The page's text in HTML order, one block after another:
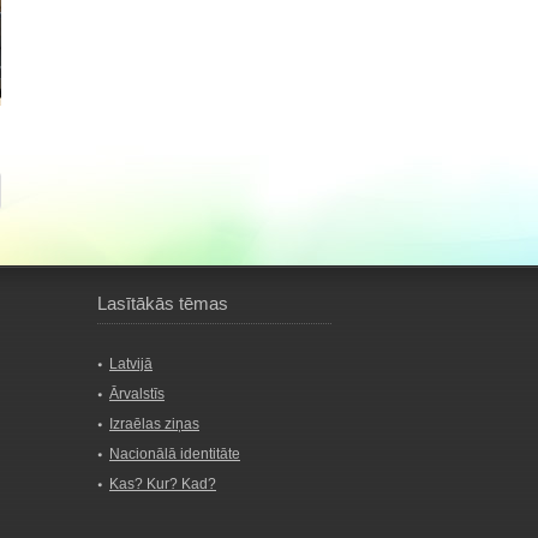
Lasītākās tēmas
Latvijā
Ārvalstīs
Izraēlas ziņas
Nacionālā identitāte
Kas? Kur? Kad?